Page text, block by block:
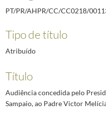
PT/PR/AHPR/CC/CC0218/
Tipo de título
Atribuído
Título
Audiência concedida pelo
Sampaio, ao Padre Victor